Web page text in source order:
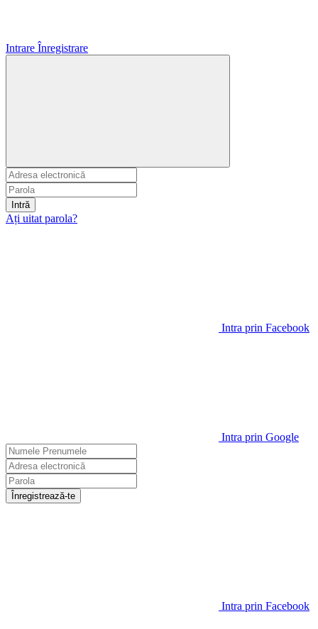
Intrare Înregistrare
Intră
Ați uitat parola?
Intra prin Facebook
Intra prin Google
Înregistrează-te
Intra prin Facebook